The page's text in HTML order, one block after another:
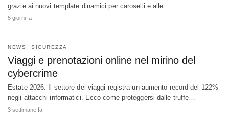
grazie ai nuovi template dinamici per caroselli e alle…
5 giorni fa
NEWS SICUREZZA
Viaggi e prenotazioni online nel mirino del
cybercrime
Estate 2026: Il settore dei viaggi registra un aumento record del 122%
negli attacchi informatici. Ecco come proteggersi dalle truffe…
3 settimane fa